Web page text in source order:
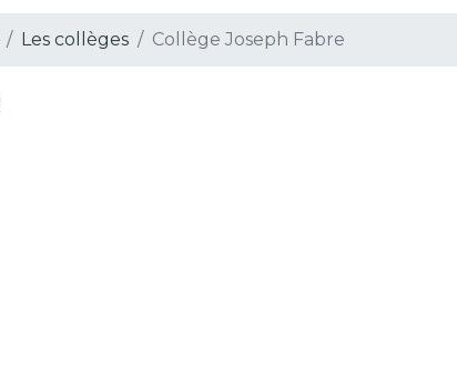
Les collèges Collège Joseph Fabre